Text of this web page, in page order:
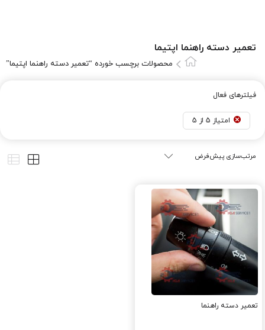
تعمير دسته راهنما اپتيما
محصولات برچسب خورده “تعمير دسته راهنما اپتيما”
فیلترهای فعال
امتیاز 5 از 5
تعمیر دسته راهنما